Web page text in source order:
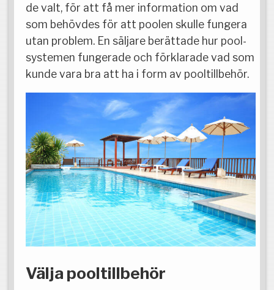
de valt, för att få mer information om vad
som behövdes för att poolen skulle fungera
utan problem. En säljare berättade hur pool-
systemen fungerade och förklarade vad som
kunde vara bra att ha i form av pooltillbehör.
Välja pooltillbehör